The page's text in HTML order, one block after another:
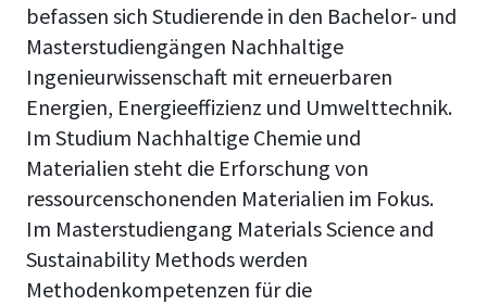
befassen sich Studierende in den Bachelor- und
Masterstudiengängen Nachhaltige
Ingenieurwissenschaft mit erneuerbaren
Energien, Energieeffizienz und Umwelttechnik.
Im Studium Nachhaltige Chemie und
Materialien steht die Erforschung von
ressourcenschonenden Materialien im Fokus.
Im Masterstudiengang Materials Science and
Sustainability Methods werden
Methodenkompetenzen für die